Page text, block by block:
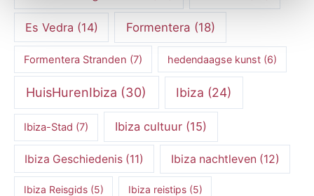
Es Vedra (14) Formentera (18)
Formentera Stranden (7) hedendaagse kunst (6)
HuisHurenIbiza (30) Ibiza (24)
Ibiza-Stad (7) Ibiza cultuur (15)
Ibiza Geschiedenis (11) Ibiza nachtleven (12)
Ibiza Reisgids(5) Ibiza reistips(5)